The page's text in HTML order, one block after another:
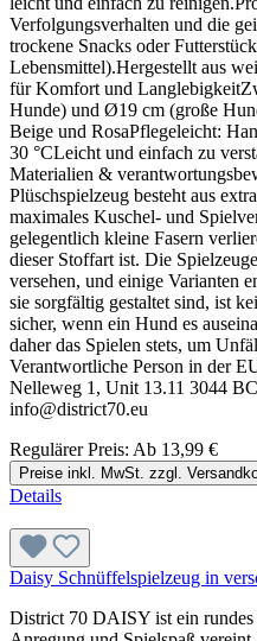
Verfolgungsverhalten und die
trockene Snacks oder
Lebensmittel).Hergestellt aus
für Komfort und
Hunde) und Ø19 cm (große
Beige und RosaPflegeleicht:
30 °CLeicht und einfach zu
Materialien &
Plüschspielzeug besteht aus
maximales Kuschel- und
gelegentlich kleine Fasern
dieser Stoffart ist. Die
versehen, und einige Varianten
sie sorgfältig gestaltet sind, ist
sicher, wenn ein Hund es
daher das Spielen stets, um
Verantwortliche Person in der
Nelleweg 1, Unit 13.11 3044
info@district70.eu
Regulärer Preis: Ab 13,99 €
Preise inkl. MwSt. zzgl.
Details
Daisy Schnüffelspielzeug in
District 70 DAISY ist ein rundes